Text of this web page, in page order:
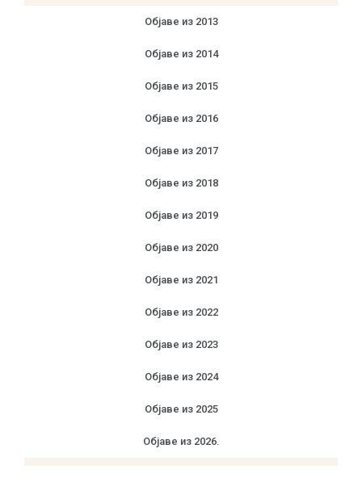
Објаве из 2013
Објаве из 2014
Објаве из 2015
Објаве из 2016
Објаве из 2017
Објаве из 2018
Објаве из 2019
Објаве из 2020
Објаве из 2021
Објаве из 2022
Објаве из 2023
Објаве из 2024
Објаве из 2025
Објаве из 2026.